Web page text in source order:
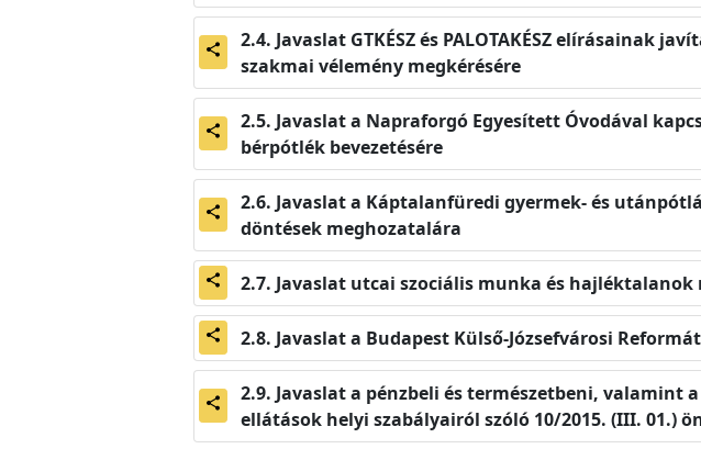
share
Javaslat GTKÉSZ és PALOTAKÉSZ elírásainak
szakmai vélemény megkérésére
share
Javaslat a Napraforgó Egyesített Óvodával
bérpótlék bevezetésére
share
Javaslat a Káptalanfüredi gyermek- és
döntések meghozatalára
share Javaslat utcai szociális munka és
share Javaslat a Budapest Külső-Józsefvárosi
share
Javaslat a pénzbeli és természetbeni, valamint
ellátások helyi szabályairól szóló 10/2015. (III. 01.)